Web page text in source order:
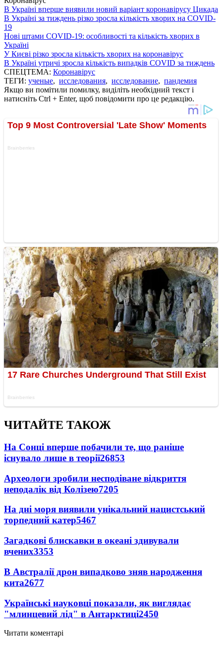
В Україні вперше виявили новий варіант коронавірусу Цикада
В Україні за тиждень різко зросла кількість хворих на COVID-
19
Нові штами COVID-19: особливості та кількість хворих в
Україні
У Києві різко зросла кількість хворих на коронавірус
В Україні утричі зросла кількість випадків COVID за тиждень
СПЕЦТЕМА: Коронавірус
ТЕГИ: ученые, исследования, исследование, пандемия
Якщо ви помітили помилку, виділіть необхідний текст і
натисніть Ctrl + Enter, щоб повідомити про це редакцію.
ЧИТАЙТЕ ТАКОЖ
На Сонці вперше побачили те, що раніше
існувало лише в теорії26853
Археологи зробили несподіване відкриття
неподалік від Колізею7205
На дні моря виявили унікальний нацистський
торпедний катер5467
Загадкові блискавки в океані здивували
вчених3353
В Австралії дрон випадково зняв народження
кита2677
Українські науковці показали, як виглядає
"млинцевий лід" в Антарктиці2450
Читати коментарі